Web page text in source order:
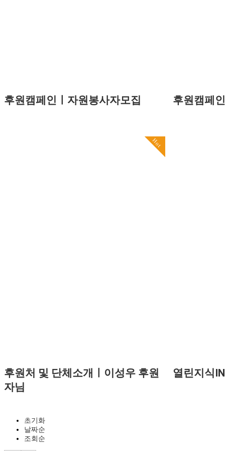
후원캠페인ㅣ자원봉사자모집 후원캠페
Hot
후원처 및 단체소개ㅣ이성우 후원
자님
열린지식
초기화
날짜순
조회순